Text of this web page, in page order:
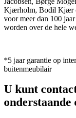
Kjærholm, Bodil Kjær
voor meer dan 100
worden over de hele
*5 jaar garantie op
buitenmeubilair
U kunt
onderstaande